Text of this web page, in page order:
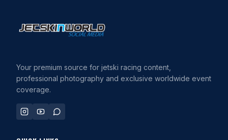
Your premium source for jetski racing content,
professional photography and exclusive worldwide event
coverage.